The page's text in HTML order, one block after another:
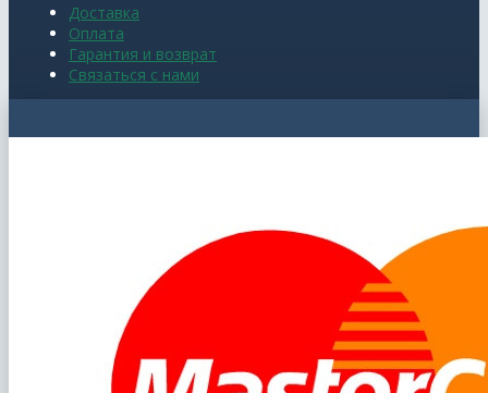
Доставка
Оплата
Гарантия и возврат
Связаться с нами